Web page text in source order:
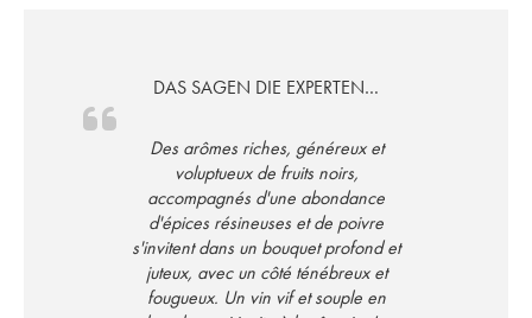
DAS SAGEN DIE EXPERTEN…
Des arômes riches, généreux et
voluptueux de fruits noirs,
accompagnés d'une abondance
d'épices résineuses et de poivre
s'invitent dans un bouquet profond et
juteux, avec un côté ténébreux et
fougueux. Un vin vif et souple en